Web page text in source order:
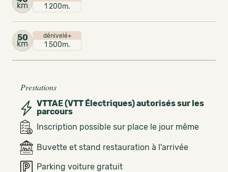
km 1 200m.
50
km
dénivelé+
1 500m.
Prestations
VTTAE (VTT Électriques) autorisés sur les
parcours
Inscription possible sur place le jour même
Buvette et stand restauration à l'arrivée
Parking voiture gratuit